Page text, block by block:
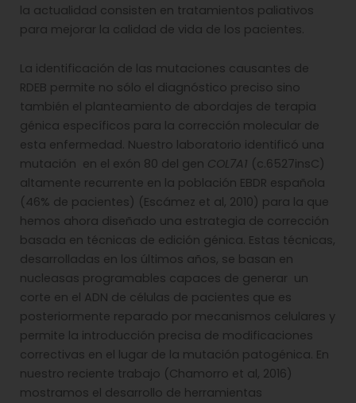
la actualidad consisten en tratamientos paliativos
para mejorar la calidad de vida de los pacientes.
La identificación de las mutaciones causantes de
RDEB permite no sólo el diagnóstico preciso sino
también el planteamiento de abordajes de terapia
génica específicos para la corrección molecular de
esta enfermedad. Nuestro laboratorio identificó una
mutación en el exón 80 del gen COL7A1 (c.6527insC)
altamente recurrente en la población EBDR española
(46% de pacientes) (Escámez et al, 2010) para la que
hemos ahora diseñado una estrategia de corrección
basada en técnicas de edición génica. Estas técnicas,
desarrolladas en los últimos años, se basan en
nucleasas programables capaces de generar un
corte en el ADN de células de pacientes que es
posteriormente reparado por mecanismos celulares y
permite la introducción precisa de modificaciones
correctivas en el lugar de la mutación patogénica. En
nuestro reciente trabajo (Chamorro et al, 2016)
mostramos el desarrollo de herramientas